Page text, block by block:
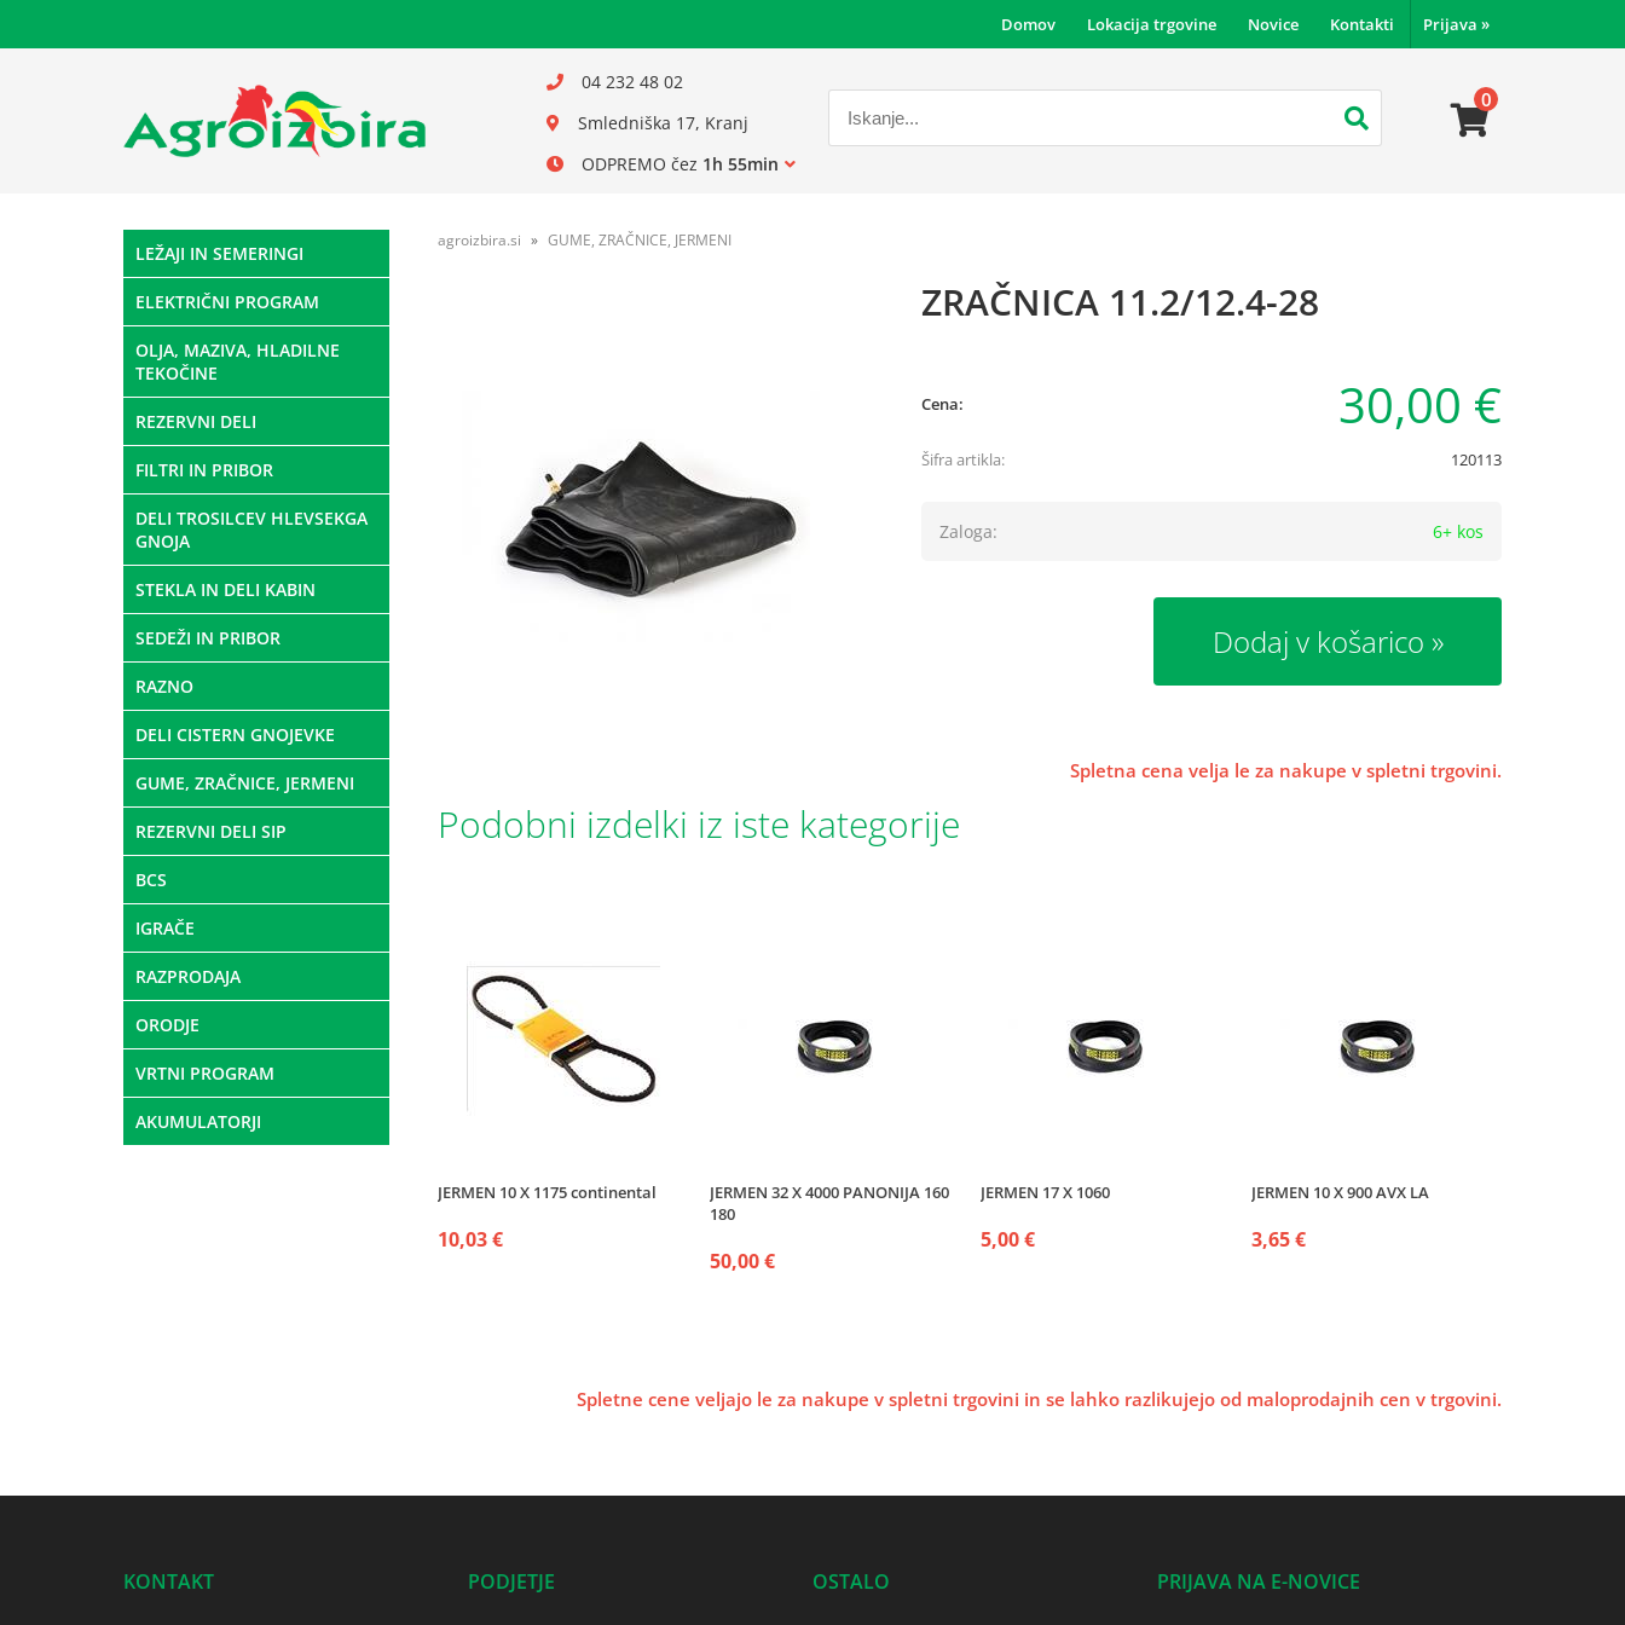
Prijava »
Domov Lokacija trgovine Novice Kontakti
04 232 48 02
Smledniška 17, Kranj
ODPREMO čez 1h 55min
0
LEŽAJI IN SEMERINGI
ELEKTRIČNI PROGRAM
OLJA, MAZIVA, HLADILNE
TEKOČINE
REZERVNI DELI
FILTRI IN PRIBOR
DELI TROSILCEV HLEVSEKGA
GNOJA
STEKLA IN DELI KABIN
SEDEŽI IN PRIBOR
RAZNO
DELI CISTERN GNOJEVKE
GUME, ZRAČNICE, JERMENI
REZERVNI DELI SIP
BCS
IGRAČE
RAZPRODAJA
ORODJE
VRTNI PROGRAM
AKUMULATORJI
agroizbira.si GUME, ZRAČNICE, JERMENI
ZRAČNICA 11.2/12.4-28
Cena: 30,00 €
Šifra artikla: 120113
Zaloga: 6+ kos
Dodaj v košarico
Spletna cena velja le za nakupe v spletni trgovini.
Podobni izdelki iz iste kategorije
JERMEN 10 X 1175 continental
10,03 €
JERMEN 32 X 4000 PANONIJA 160
180
50,00 €
JERMEN 17 X 1060
5,00 €
JERMEN 10 X 900 AVX LA
3,65 €
Spletne cene veljajo le za nakupe v spletni trgovini in se lahko razlikujejo od maloprodajnih cen v trgovini.
KONTAKT PODJETJE OSTALO PRIJAVA NA E-NOVICE